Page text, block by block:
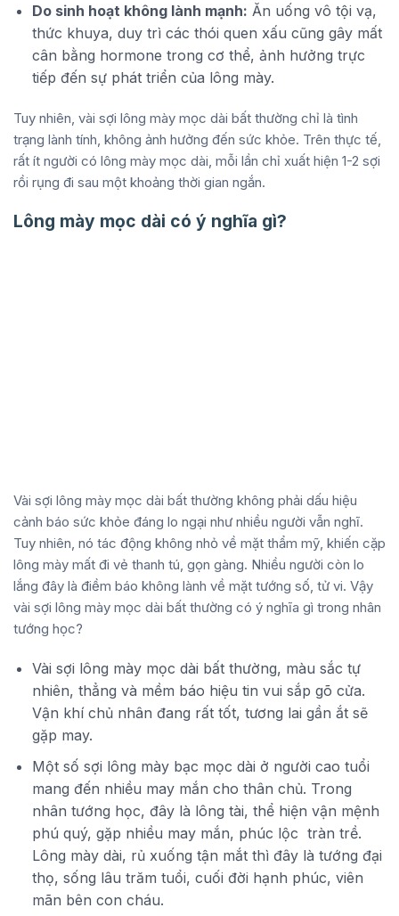
Do sinh hoạt không lành mạnh: Ăn uống vô tội vạ,
thức khuya, duy trì các thói quen xấu cũng gây mất
cân bằng hormone trong cơ thể, ảnh hưởng trực
tiếp đến sự phát triển của lông mày.
Tuy nhiên, vài sợi lông mày mọc dài bất thường chỉ là tình
trạng lành tính, không ảnh hưởng đến sức khỏe. Trên thực tế,
rất ít người có lông mày mọc dài, mỗi lần chỉ xuất hiện 1-2 sợi
rồi rụng đi sau một khoảng thời gian ngắn.
Lông mày mọc dài có ý nghĩa gì?
Vài sợi lông mày mọc dài bất thường không phải dấu hiệu
cảnh báo sức khỏe đáng lo ngại như nhiều người vẫn nghĩ.
Tuy nhiên, nó tác động không nhỏ về mặt thẩm mỹ, khiến cặp
lông mày mất đi vẻ thanh tú, gọn gàng. Nhiều người còn lo
lắng đây là điềm báo không lành về mặt tướng số, tử vi. Vậy
vài sợi lông mày mọc dài bất thường có ý nghĩa gì trong nhân
tướng học?
Vài sợi lông mày mọc dài bất thường, màu sắc tự
nhiên, thẳng và mềm báo hiệu tin vui sắp gõ cửa.
Vận khí chủ nhân đang rất tốt, tương lai gần ắt sẽ
gặp may.
Một số sợi lông mày bạc mọc dài ở người cao tuổi
mang đến nhiều may mắn cho thân chủ. Trong
nhân tướng học, đây là lông tài, thể hiện vận mệnh
phú quý, gặp nhiều may mắn, phúc lộc tràn trề.
Lông mày dài, rủ xuống tận mắt thì đây là tướng đại
thọ, sống lâu trăm tuổi, cuối đời hạnh phúc, viên
mãn bên con cháu.